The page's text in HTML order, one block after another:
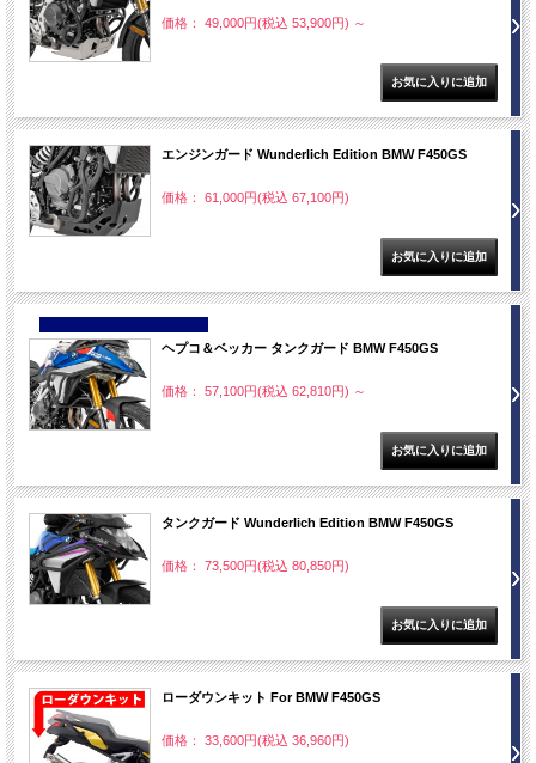
価格： 49,000円(税込 53,900円) ～
エンジンガード Wunderlich Edition BMW F450GS
価格： 61,000円(税込 67,100円)
ヘプコ＆ベッカー タンクガード BMW F450GS
価格： 57,100円(税込 62,810円) ～
タンクガード Wunderlich Edition BMW F450GS
価格： 73,500円(税込 80,850円)
ローダウンキット For BMW F450GS
価格： 33,600円(税込 36,960円)